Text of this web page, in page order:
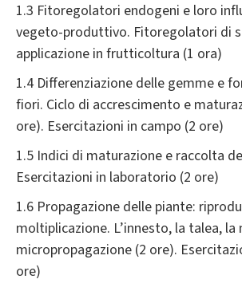
1.3 Fitoregolatori endogeni e loro
vegeto-produttivo. Fitoregolatori di
applicazione in frutticoltura (1 ora)
1.4 Differenziazione delle gemme e
fiori. Ciclo di accrescimento e
ore). Esercitazioni in campo (2 ore)
1.5 Indici di maturazione e raccolta
Esercitazioni in laboratorio (2 ore)
1.6 Propagazione delle piante:
moltiplicazione. L’innesto, la talea,
micropropagazione (2 ore).
ore)